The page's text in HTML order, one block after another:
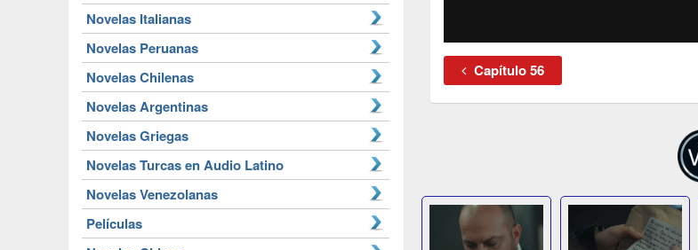
Novelas Italianas
Novelas Peruanas
Novelas Chilenas
Novelas Argentinas
Novelas Griegas
Novelas Turcas en Audio Latino
Novelas Venezolanas
Películas
Capítulo 56